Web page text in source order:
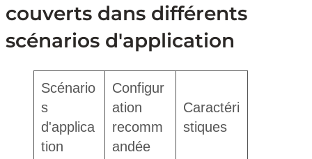
couverts dans différents
scénarios d'application
Scénario
s
d'applica
tion
Configur
ation
recomm
andée
Caractéri
stiques